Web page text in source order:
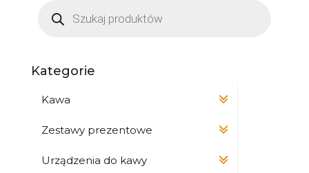
120,00 zł
produktów
Kategorie
Kawa
Zestawy prezentowe
Urządzenia do kawy